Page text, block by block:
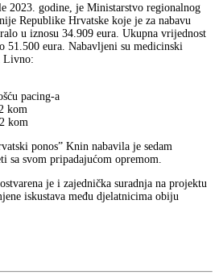
2023. godine, je Ministarstvo regionalnog
Republike Hrvatske koje je za nabavu
u iznosu 34.909 eura. Ukupna vrijednost
51.500 eura. Nabavljeni su medicinski
Livno:
pacing-a
kom
kom
ponos” Knin nabavila je sedam
svom pripadajućom opremom.
je i zajednička suradnja na projektu
iskustava među djelatnicima obiju